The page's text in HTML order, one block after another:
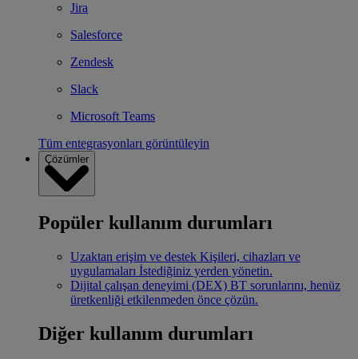
Jira
Salesforce
Zendesk
Slack
Microsoft Teams
Tüm entegrasyonları görüntüleyin
Çözümler
Popüler kullanım durumları
Uzaktan erişim ve destek Kişileri, cihazları ve
uygulamaları İstediğiniz yerden yönetin.
Dijital çalışan deneyimi (DEX) BT sorunlarını, henüz
üretkenliği etkilenmeden önce çözün.
Diğer kullanım durumları